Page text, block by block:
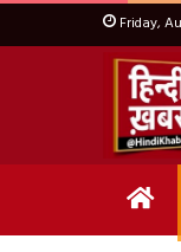
Friday,
Home